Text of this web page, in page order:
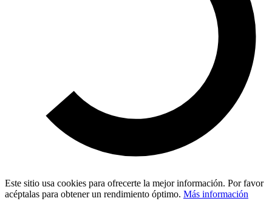
Este sitio usa cookies para ofrecerte la mejor información. Por favor
acéptalas para obtener un rendimiento óptimo. Más información